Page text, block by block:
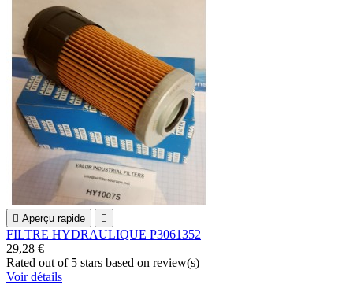
 Aperçu rapide 
FILTRE HYDRAULIQUE P3061352
29,28 €
Rated out of 5 stars based on review(s)
Voir détails